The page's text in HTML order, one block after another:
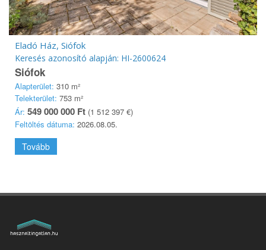
Eladó Ház, Siófok
Keresés azonosító alapján: HI-2600624
Siófok
Alapterület: 310 m²
Telekterület: 753 m²
Ár: 549 000 000 Ft (1 512 397 €)
Feltöltés dátuma: 2026.08.05.
Tovább